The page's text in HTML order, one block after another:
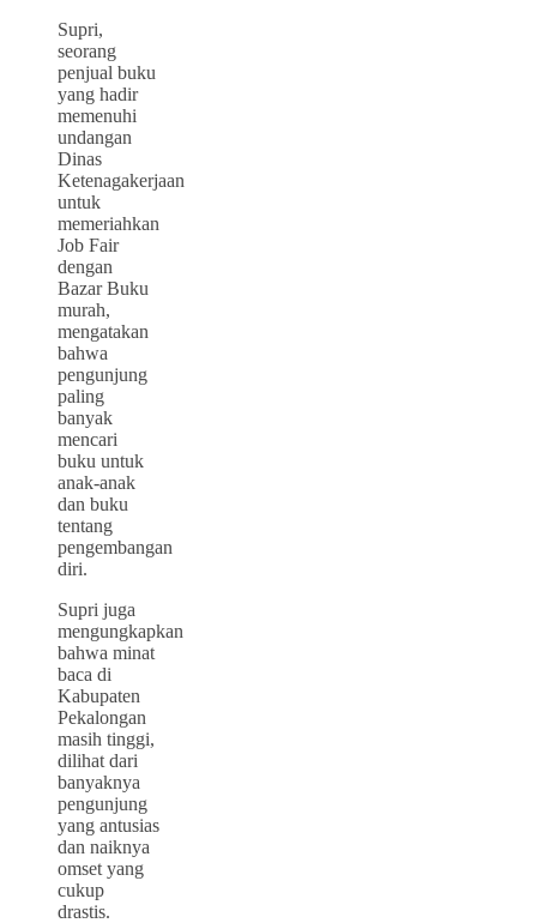
Supri,
seorang
penjual buku
yang hadir
memenuhi
undangan
Dinas
Ketenagakerjaan
untuk
memeriahkan
Job Fair
dengan
Bazar Buku
murah,
mengatakan
bahwa
pengunjung
paling
banyak
mencari
buku untuk
anak-anak
dan buku
tentang
pengembangan
diri.
Supri juga
mengungkapkan
bahwa minat
baca di
Kabupaten
Pekalongan
masih tinggi,
dilihat dari
banyaknya
pengunjung
yang antusias
dan naiknya
omset yang
cukup
drastis.